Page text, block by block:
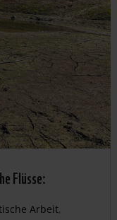
Flüsse:
Arbeit,